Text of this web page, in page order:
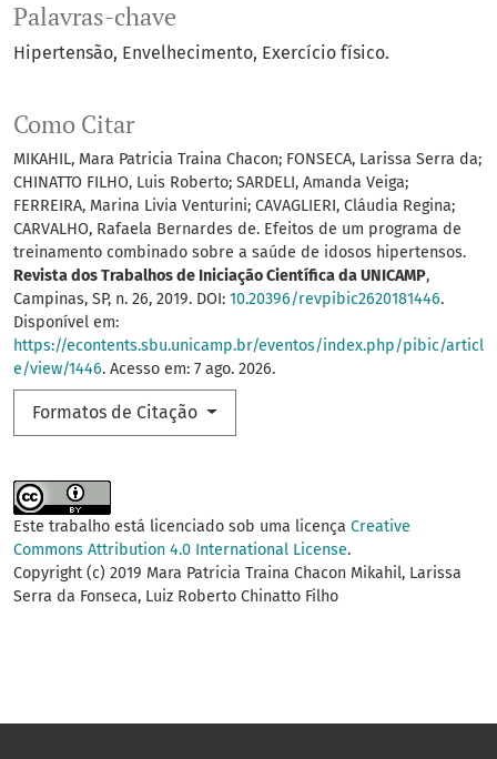
Palavras-chave
Hipertensão Envelhecimento Exercício físico.
Como Citar
MIKAHIL, Mara Patricia Traina Chacon; FONSECA, Larissa Serra da;
CHINATTO FILHO, Luis Roberto; SARDELI, Amanda Veiga;
FERREIRA, Marina Livia Venturini; CAVAGLIERI, Cláudia Regina;
CARVALHO, Rafaela Bernardes de. Efeitos de um programa de
treinamento combinado sobre a saúde de idosos hipertensos.
Revista dos Trabalhos de Iniciação Científica da UNICAMP,
Campinas, SP, n. 26, 2019. DOI: 10.20396/revpibic2620181446.
Disponível em:
https://econtents.sbu.unicamp.br/eventos/index.php/pibic/articl
e/view/1446. Acesso em: 7 ago. 2026.
Formatos de Citação
Este trabalho está licenciado sob uma licença Creative
Commons Attribution 4.0 International License.
Copyright (c) 2019 Mara Patricia Traina Chacon Mikahil, Larissa
Serra da Fonseca, Luiz Roberto Chinatto Filho